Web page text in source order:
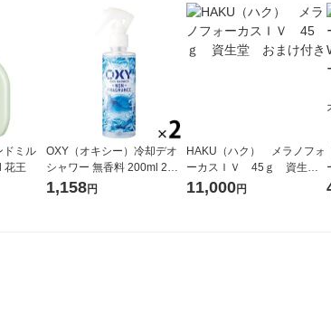
ミル
王
OXY（オキシー）冷却デオ
シャワー 無香料 200ml 2個
ロート製薬
1,158円
HAKU（ハク） メラノフォ
ーカスＩＶ 45ｇ 資生
堂 おまけ付き
11,000円